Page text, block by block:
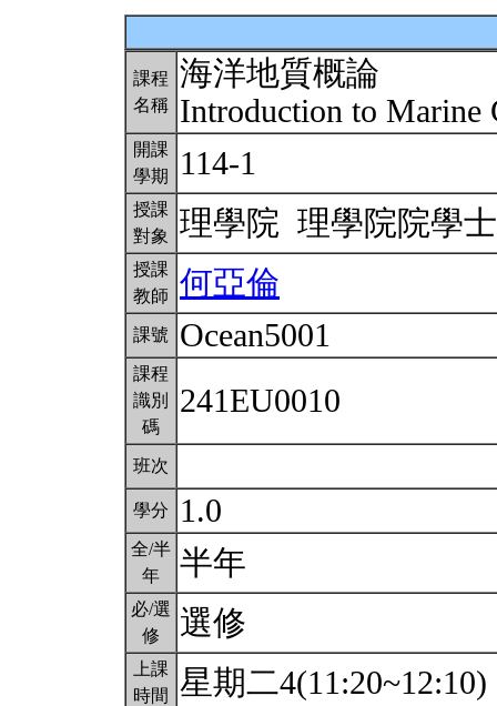
課程
名稱
海洋地質概論
Introduction to Marine
開課
學期
114-1
授課
對象
理學院 理學院院學
授課
教師
何亞倫
課號 Ocean5001
課程
識別
碼
241EU0010
班次
學分 1.0
全/半
年
半年
必/選
修
選修
上課
時間
星期二4(11:20~12:10)